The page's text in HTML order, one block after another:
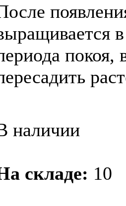
покоя,
наличии
складе: 10